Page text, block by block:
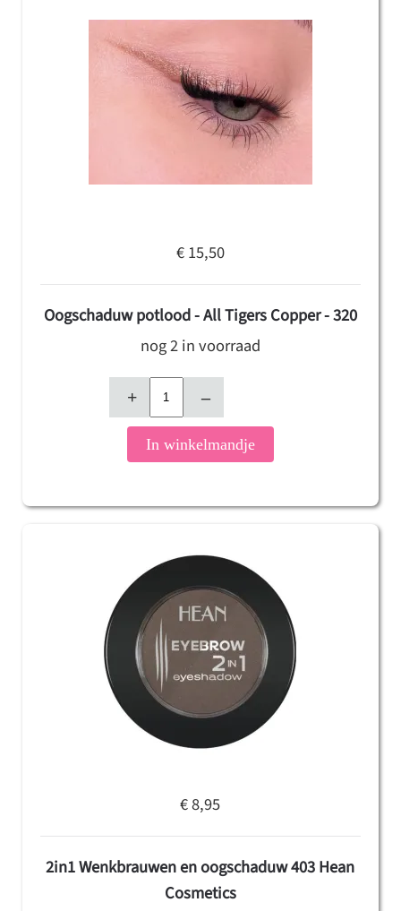
€ 15,50
Oogschaduw potlood - All Tigers Copper - 320
nog 2 in voorraad
+ –
In winkelmandje
€ 8,95
2in1 Wenkbrauwen en oogschaduw 403 Hean
Cosmetics